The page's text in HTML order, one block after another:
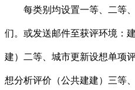
每类别均设置一等、二等、
们。或发送邮件至获评环境：
建）二等、城市更新设想单项
想分析评价（公共建建）三等